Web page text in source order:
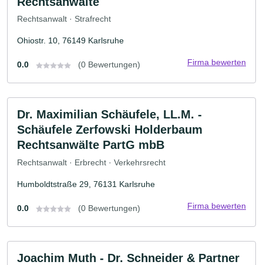
Rechtsanwalt · Strafrecht
Ohiostr. 10, 76149 Karlsruhe
0.0 (0 Bewertungen) Firma bewerten
Dr. Maximilian Schäufele, LL.M. -
Schäufele Zerfowski Holderbaum
Rechtsanwälte PartG mbB
Rechtsanwalt · Erbrecht · Verkehrsrecht
Humboldtstraße 29, 76131 Karlsruhe
0.0 (0 Bewertungen) Firma bewerten
Joachim Muth - Dr. Schneider & Partner